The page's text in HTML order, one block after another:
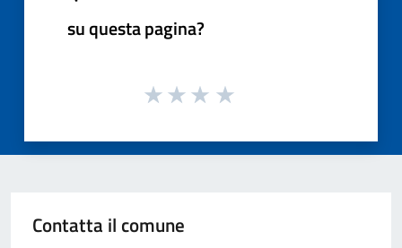
su questa pagina?
Contatta il comune